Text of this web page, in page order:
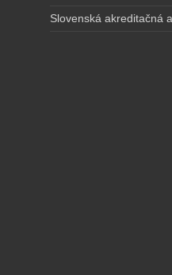
Slovenská akreditačná